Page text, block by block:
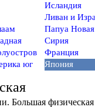
Исландия
Ливан и
Папуа
Сирия
Франция
юг Япония
Большая